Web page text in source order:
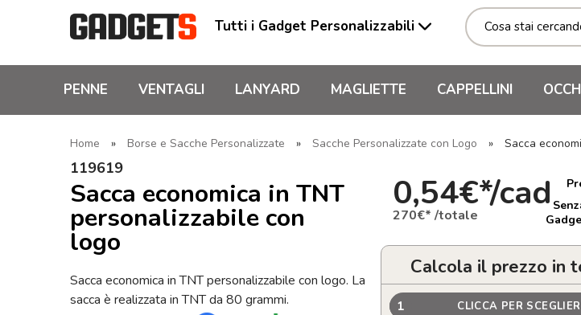
Tutti i Gadget Personalizzabili
PENNE VENTAGLI LANYARD MAGLIETTE CAPPELLINI
Home » Borse e Sacche Personalizzate » Sacche Personalizzate con Logo » Sacca
119619
Sacca economica in TNT
personalizzabile con
logo
Sacca economica in TNT personalizzabile con logo. La
sacca è realizzata in TNT da 80 grammi.
0,54€*/cad
270€* /totale
Calcola il prezzo in
1 CLICCA PER